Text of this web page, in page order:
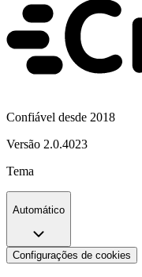
Confiável desde 2018
Versão 2.0.4023
Tema
Automático
Configurações de cookies